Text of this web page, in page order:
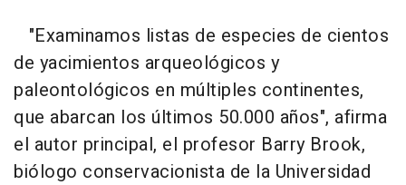
"Examinamos listas de especies de cientos
de yacimientos arqueológicos y
paleontológicos en múltiples continentes,
que abarcan los últimos 50.000 años", afirma
el autor principal, el profesor Barry Brook,
biólogo conservacionista de la Universidad